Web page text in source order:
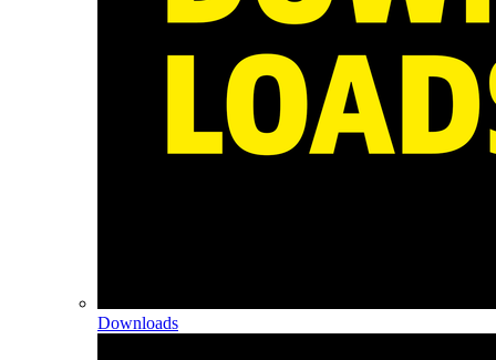
Downloads